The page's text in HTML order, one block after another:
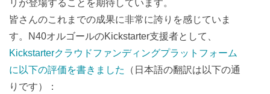
リが登場することを期待しています。
皆さんのこれまでの成果に非常に誇りを感じていま
す。N40オルゴールのKickstarter支援者として、
Kickstarterクラウドファンディングプラットフォーム
に以下の評価を書きました
（日本語の翻訳は以下の通
りです）：